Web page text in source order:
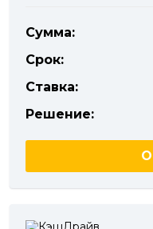
Сумма:
Срок:
Ставка:
Решение: